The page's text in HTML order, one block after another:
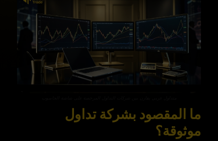
ما المقصود بشركة تداول
موثوقة؟